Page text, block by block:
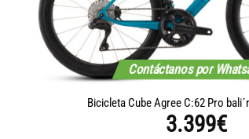
Contáctanos por
Bicicleta Cube Agree C:62 Pro
3.399€